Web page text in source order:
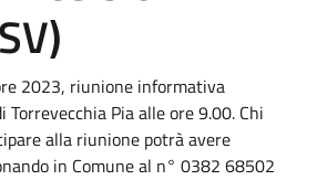
2023, riunione informativa
Torrevecchia Pia alle ore 9.00. Chi
alla riunione potrà avere
in Comune al n° 0382 68502